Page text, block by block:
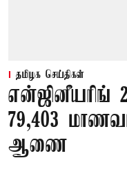
தமிழக செய்திகள்
என்ஜினீயரிங்
79,403
ஆணை